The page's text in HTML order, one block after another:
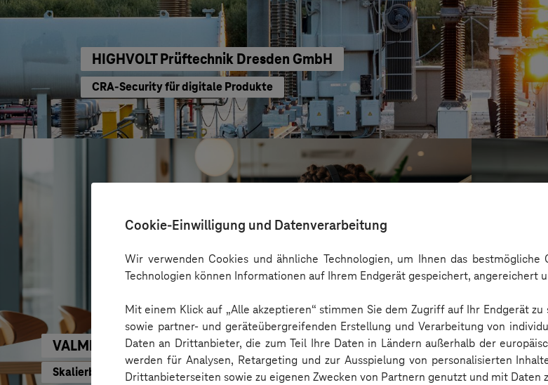
Cookie-Einwilligung und Datenverarbeitung
Wir verwenden Cookies und ähnliche Technologien, um Ihnen das
Technologien können Informationen auf Ihrem Endgerät gespeichert, angereichert
Mit einem Klick auf „Alle akzeptieren“ stimmen Sie dem Zugriff auf Ihr Endgerät
sowie partner- und geräteübergreifenden Erstellung und Verarbeitung von
Daten an Drittanbieter, die zum Teil Ihre Daten in Ländern außerhalb der
werden für Analysen, Retargeting und zur Ausspielung von personalisierten
Drittanbieterseiten sowie zu eigenen Zwecken von Partnern genutzt und mit Daten
HIGHVOLT Prüftechnik Dresden GmbH
CRA-Security für digitale Produkte
VALMIERA GLASS GROUP
Skalierbare Vertriebsplattform mit KI und Low-Code-Power